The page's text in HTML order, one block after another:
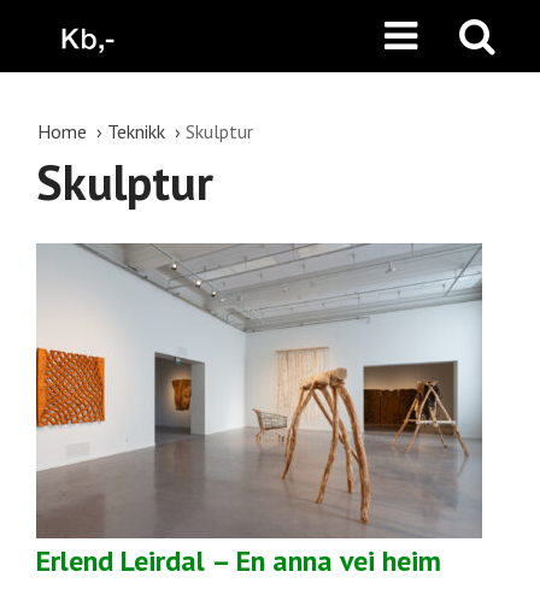
Home Teknikk Skulptur
Skulptur
Erlend Leirdal – En anna vei heim